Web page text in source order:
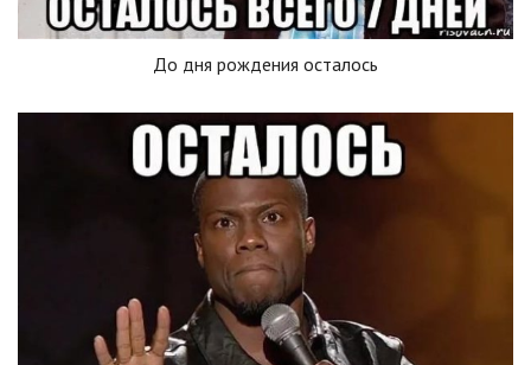
До дня рождения осталось